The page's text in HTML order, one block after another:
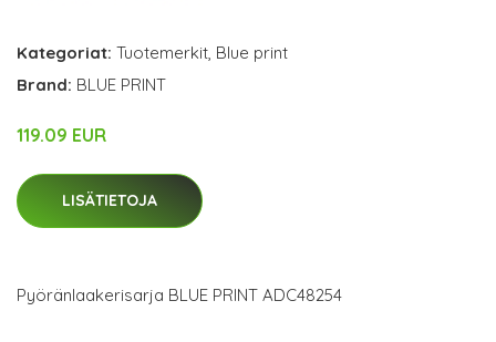
Kategoriat: Tuotemerkit, Blue print
Brand: BLUE PRINT
119.09 EUR
LISÄTIETOJA
Pyöränlaakerisarja BLUE PRINT ADC48254